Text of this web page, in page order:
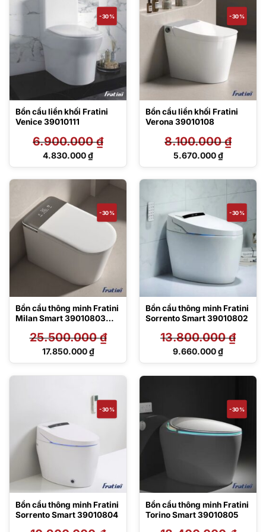
2.695.000 ₫.
4.410.000 ₫.
-30%
Bồn cầu liền khối Fratini
Venice 39010111
6.900.000₫
Giá
6.900.000 ₫.
4.830.000₫
Giá
4.830.000 ₫.
-30%
Bồn cầu liền khối Fratini
Verona 39010108
8.100.000₫
Giá
8.100.000 ₫.
5.670.000₫
Giá
5.670.000 ₫.
-30%
Bồn cầu thông minh Fratini
Milan Smart 39010803
25.500.000₫
Giá
17.850.000₫
Giá
17.850.000 ₫.
-30%
Bồn cầu thông minh Fratini
Sorrento Smart 39010802
13.800.000₫
Giá
13.800.000 ₫.
9.660.000₫
Giá
9.660.000 ₫.
-30%
Bồn cầu thông minh Fratini
Sorrento Smart 39010804
-30%
Bồn cầu thông minh Fratini
Torino Smart 39010805